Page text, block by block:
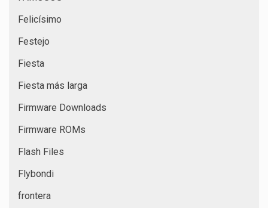
Felicísimo
Festejo
Fiesta
Fiesta más larga
Firmware Downloads
Firmware ROMs
Flash Files
Flybondi
frontera